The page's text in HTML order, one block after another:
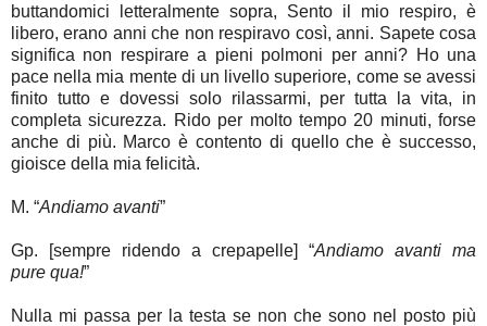
buttandomici letteralmente sopra, Sento il mio respiro, è
libero, erano anni che non respiravo così, anni. Sapete cosa
significa non respirare a pieni polmoni per anni? Ho una
pace nella mia mente di un livello superiore, come se avessi
finito tutto e dovessi solo rilassarmi, per tutta la vita, in
completa sicurezza. Rido per molto tempo 20 minuti, forse
anche di più. Marco è contento di quello che è successo,
gioisce della mia felicità.
M. “Andiamo avanti”
Gp. [sempre ridendo a crepapelle] “Andiamo avanti ma
pure qua!”
Nulla mi passa per la testa se non che sono nel posto più